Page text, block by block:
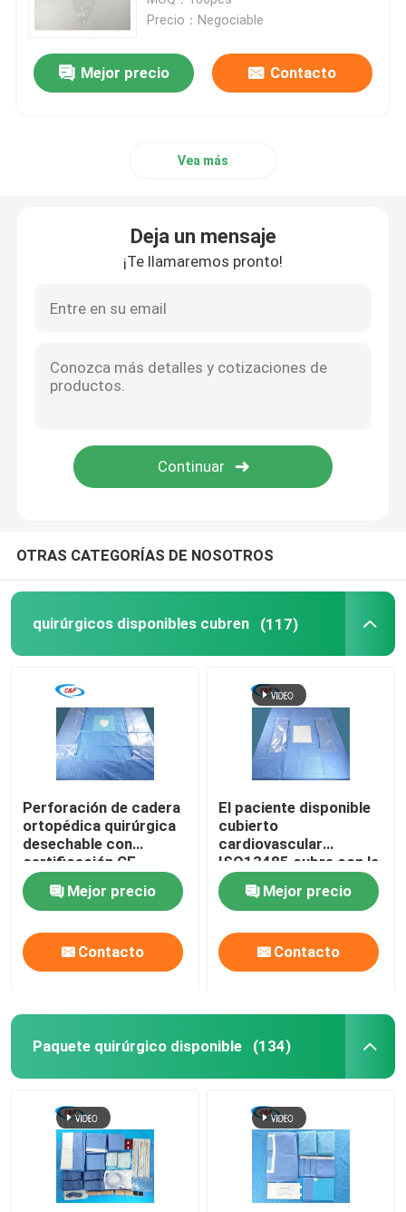
Paquete quirúrgico disponible
Sección C Cortina quirúrgica
Kit de parto para bebés
El Arthroscopy de la rodilla cubre
Cortinas para cirugía dental
Las cubiertas de los equipos médicos estériles
Equipo de protección médica
Precio：Negociable
Mejor precio Contacto
Vea más
Deja un mensaje
¡Te llamaremos pronto!
OTRAS CATEGORÍAS DE NOSOTROS
quirúrgicos disponibles cubren (117)
Perforación de cadera
ortopédica quirúrgica
desechable con
certificación CE
ISO13485
Mejor precio
Contacto
El paciente disponible
cubierto
cardiovascular
ISO13485 cubre con la
bolsa
Mejor precio
Contacto
Paquete quirúrgico disponible (134)